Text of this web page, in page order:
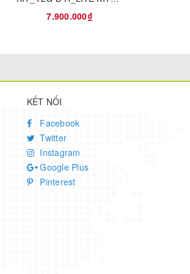
7.900.000₫
KẾT NỐI
Facebook
Twitter
Instagram
Google Plus
Pinterest